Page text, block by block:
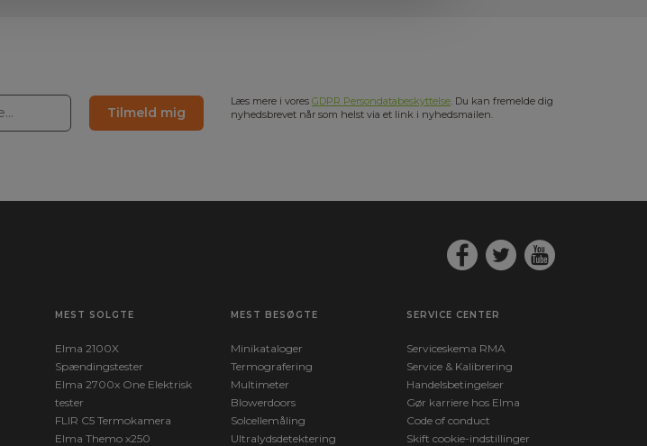
Tilmeld mig
Læs mere i vores GDPR Persondatabeskyttelse. Du kan fremelde dig
nyhedsbrevet når som helst via et link i nyhedsmailen.
MEST SOLGTE
Elma 2100X
Spændingstester
Elma 2700x One Elektrisk
tester
FLIR C5 Termokamera
Elma Themo x250
MEST BESØGTE
Minikataloger
Termografering
Multimeter
Blowerdoors
Solcellemåling
Ultralydsdetektering
SERVICE CENTER
Serviceskema RMA
Service & Kalibrering
Handelsbetingelser
Gør karriere hos Elma
Code of conduct
Skift cookie-indstillinger